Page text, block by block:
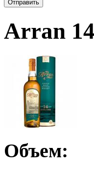
Arran
Объем: